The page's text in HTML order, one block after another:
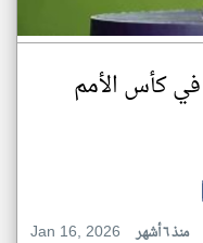
في كأس الأمم
Jan 16, 2026
منذ ٦ أشهر